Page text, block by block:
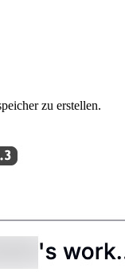
zu erstellen.